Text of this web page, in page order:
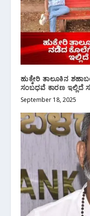
ಹುಕ್ಕೇರಿ ತಾಲೂಕಿನ
ಸಂಬಧವೆ ಕಾರಣ ಇಲ್ಲಿದೆ
September 18, 2025